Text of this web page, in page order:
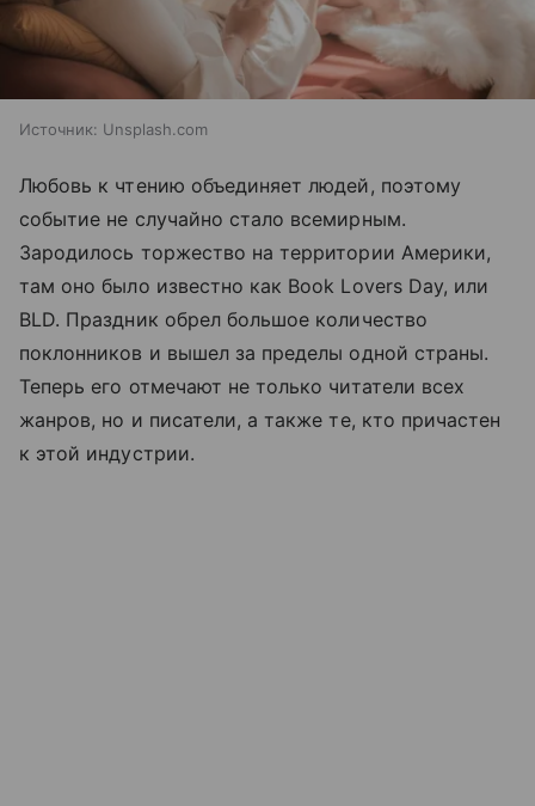
Источник: Unsplash.com
Любовь к чтению объединяет людей, поэтому
событие не случайно стало всемирным.
Зародилось торжество на территории Америки,
там оно было известно как Book Lovers Day, или
BLD. Праздник обрел большое количество
поклонников и вышел за пределы одной страны.
Теперь его отмечают не только читатели всех
жанров, но и писатели, а также те, кто причастен
к этой индустрии.